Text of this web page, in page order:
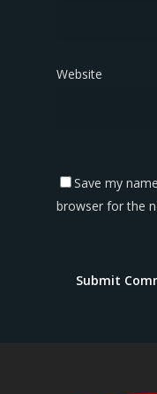
Website
Save my
browser for the